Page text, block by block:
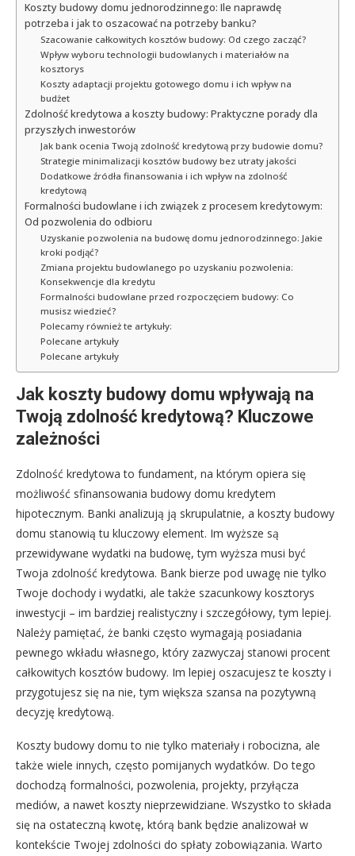
Koszty budowy domu jednorodzinnego: Ile naprawdę
potrzeba i jak to oszacować na potrzeby banku?
Szacowanie całkowitych kosztów budowy: Od czego zacząć?
Wpływ wyboru technologii budowlanych i materiałów na
kosztorys
Koszty adaptacji projektu gotowego domu i ich wpływ na
budżet
Zdolność kredytowa a koszty budowy: Praktyczne porady dla
przyszłych inwestorów
Jak bank ocenia Twoją zdolność kredytową przy budowie domu?
Strategie minimalizacji kosztów budowy bez utraty jakości
Dodatkowe źródła finansowania i ich wpływ na zdolność
kredytową
Formalności budowlane i ich związek z procesem kredytowym:
Od pozwolenia do odbioru
Uzyskanie pozwolenia na budowę domu jednorodzinnego: Jakie
kroki podjąć?
Zmiana projektu budowlanego po uzyskaniu pozwolenia:
Konsekwencje dla kredytu
Formalności budowlane przed rozpoczęciem budowy: Co
musisz wiedzieć?
Polecamy również te artykuły:
Polecane artykuły
Polecane artykuły
Jak koszty budowy domu wpływają na
Twoją zdolność kredytową? Kluczowe
zależności
Zdolność kredytowa to fundament, na którym opiera się
możliwość sfinansowania budowy domu kredytem
hipotecznym. Banki analizują ją skrupulatnie, a koszty budowy
domu stanowią tu kluczowy element. Im wyższe są
przewidywane wydatki na budowę, tym wyższa musi być
Twoja zdolność kredytowa. Bank bierze pod uwagę nie tylko
Twoje dochody i wydatki, ale także szacunkowy kosztorys
inwestycji – im bardziej realistyczny i szczegółowy, tym lepiej.
Należy pamiętać, że banki często wymagają posiadania
pewnego wkładu własnego, który zazwyczaj stanowi procent
całkowitych kosztów budowy. Im lepiej oszacujesz te koszty i
przygotujesz się na nie, tym większa szansa na pozytywną
decyzję kredytową.
Koszty budowy domu to nie tylko materiały i robocizna, ale
także wiele innych, często pomijanych wydatków. Do tego
dochodzą formalności, pozwolenia, projekty, przyłącza
mediów, a nawet koszty nieprzewidziane. Wszystko to składa
się na ostateczną kwotę, którą bank będzie analizował w
kontekście Twojej zdolności do spłaty zobowiązania. Warto